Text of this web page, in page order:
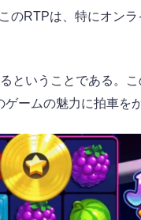
のRTPは、特にオン
ということである。
ームの魅力に拍車を